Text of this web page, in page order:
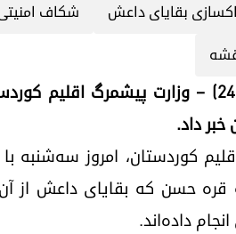
بقایای داعش
شکاف
اربیل (کوردستان٢٤) – وزارت پیشمرگ
داد.
کوردستان، امروز سه‌شنبه
حسن که بقایای داعش از
داده‌اند.